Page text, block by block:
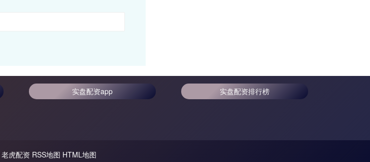
实盘配资app 实盘配资排行榜
老虎配资 RSS地图 HTML地图